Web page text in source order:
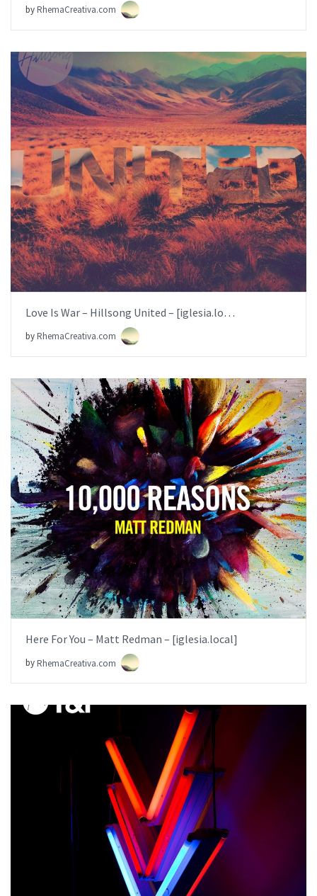
byRhemaCreativa.com
BUY NOW
ITEM PRICE:$6.99
Love Is War – Hillsong United – [iglesia.local]
byRhemaCreativa.com
BUY NOW
ITEM PRICE:$6.99
Here For You – Matt Redman – [iglesia.local]
byRhemaCreativa.com
AÑADIR AL PEDIDO
ITEM PRICE:$19.99